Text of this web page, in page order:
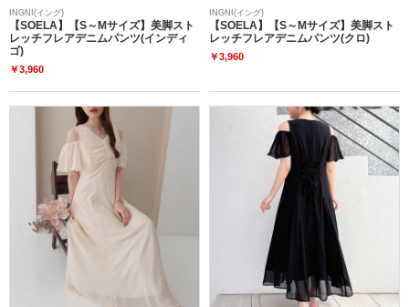
INGNI(イング)
【SOELA】【S～Mサイズ】美脚スト
レッチフレアデニムパンツ(インディ
ゴ)
￥3,960
INGNI(イング)
【SOELA】【S～Mサイズ】美脚スト
レッチフレアデニムパンツ(クロ)
￥3,960